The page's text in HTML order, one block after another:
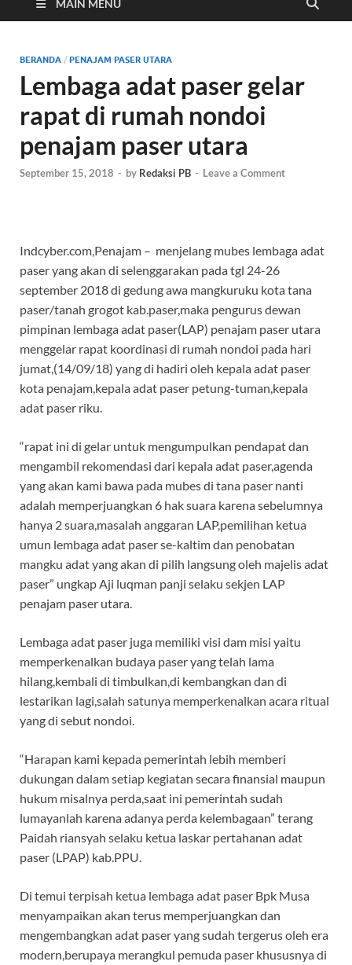
Cyber
MAIN MENU
BERANDA / PENAJAM PASER UTARA
Lembaga adat paser gelar
rapat di rumah nondoi
penajam paser utara
September 15, 2018 - by Redaksi PB - Leave a Comment
Indcyber.com,Penajam – menjelang mubes lembaga adat
paser yang akan di selenggarakan pada tgl 24-26
september 2018 di gedung awa mangkuruku kota tana
paser/tanah grogot kab.paser,maka pengurus dewan
pimpinan lembaga adat paser(LAP) penajam paser utara
menggelar rapat koordinasi di rumah nondoi pada hari
jumat,(14/09/18) yang di hadiri oleh kepala adat paser
kota penajam,kepala adat paser petung-tuman,kepala
adat paser riku.
“rapat ini di gelar untuk mengumpulkan pendapat dan
mengambil rekomendasi dari kepala adat paser,agenda
yang akan kami bawa pada mubes di tana paser nanti
adalah memperjuangkan 6 hak suara karena sebelumnya
hanya 2 suara,masalah anggaran LAP,pemilihan ketua
umun lembaga adat paser se-kaltim dan penobatan
mangku adat yang akan di pilih langsung oleh majelis adat
paser” ungkap Aji luqman panji selaku sekjen LAP
penajam paser utara.
Lembaga adat paser juga memiliki visi dam misi yaitu
memperkenalkan budaya paser yang telah lama
hilang,kembali di timbulkan,di kembangkan dan di
lestarikan lagi,salah satunya memperkenalkan acara ritual
yang di sebut nondoi.
“Harapan kami kepada pemerintah lebih memberi
dukungan dalam setiap kegiatan secara finansial maupun
hukum misalnya perda,saat ini pemerintah sudah
lumayanlah karena adanya perda kelembagaan” terang
Paidah riansyah selaku ketua laskar pertahanan adat
paser (LPAP) kab.PPU.
Di temui terpisah ketua lembaga adat paser Bpk Musa
menyampaikan akan terus memperjuangkan dan
mengembangkan adat paser yang sudah tergerus oleh era
modern,berupaya merangkul pemuda paser khususnya di